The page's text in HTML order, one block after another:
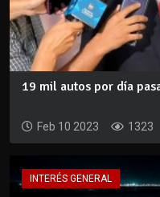
19 mil autos por día
Feb 10 2023 1323
INTERÉS GENERAL